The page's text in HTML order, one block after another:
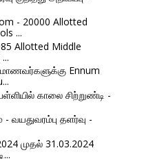
- 20000 Allotted
...
Allotted Middle
மாணவர்களுக்கு Ennum
காலை சிற்றுண்டி -
- வயதுவரம்பு தளர்வு -
முதல் 31.03.2024